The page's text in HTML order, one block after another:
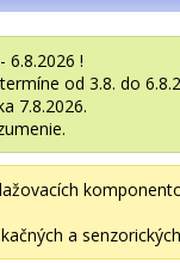
6.8.2026 !
od 3.8. do
7.8.2026.
a